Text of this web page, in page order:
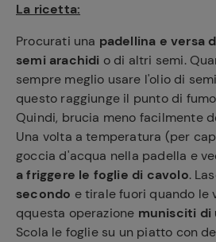
La ricetta:
Procurati una padellina e versa
semi arachidi o di altri semi.
sempre meglio usare l'olio di
questo raggiunge il punto di
Quindi, brucia meno facilmente
Una volta a temperatura (per
goccia d'acqua nella padella e
a friggere le foglie di cavolo.
secondo e tirale fuori quando le
qquesta operazione munisciti di
Scola le foglie su un piatto con